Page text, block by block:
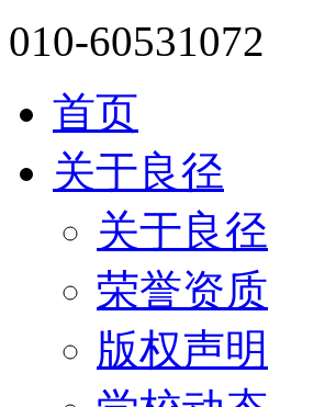
010-60531072
首页
关于良径
关于良径
荣誉资质
版权声明